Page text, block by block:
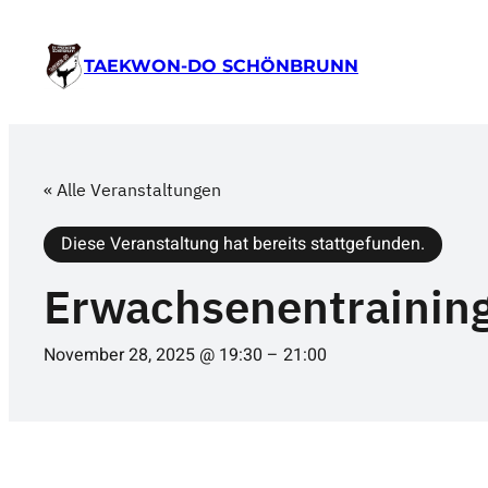
TAEKWON-DO SCHÖNBRUNN
« Alle Veranstaltungen
Diese Veranstaltung hat bereits stattgefunden.
November 28, 2025 @ 19:30 – 21:00